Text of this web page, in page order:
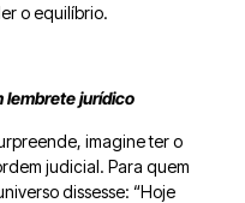
o equilíbrio.
lembrete jurídico
imagine ter o
judicial. Para quem
dissesse: “Hoje